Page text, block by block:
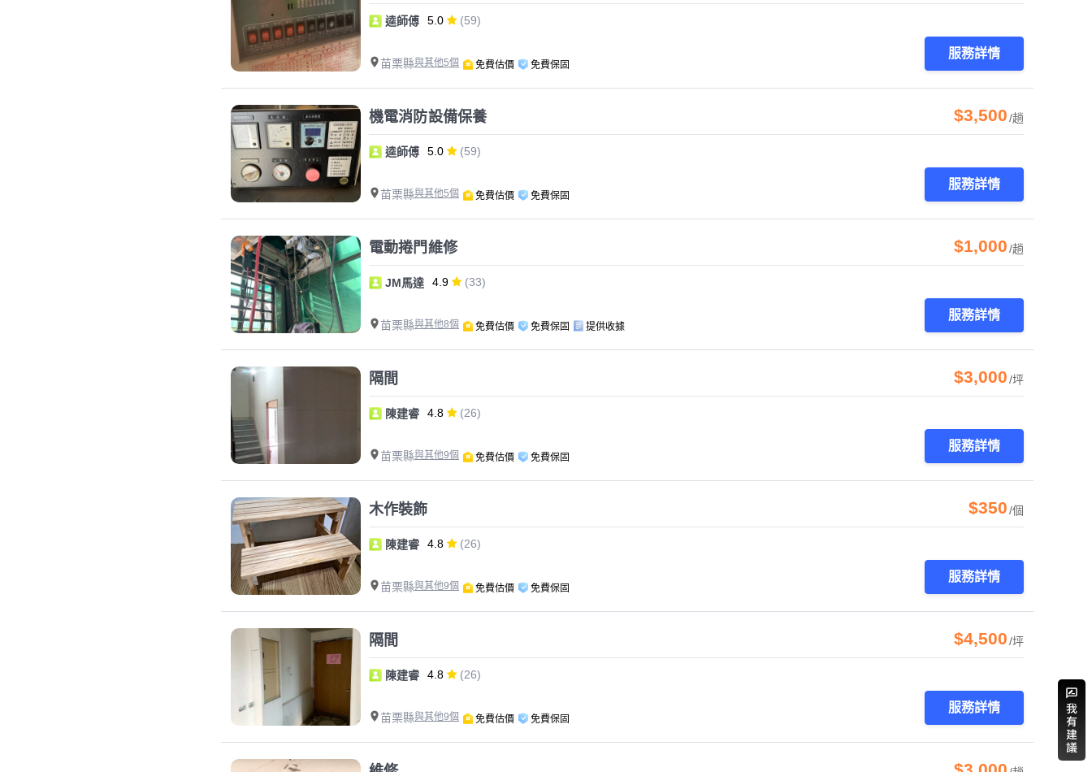
逵師傅 5.0 (59)
苗栗縣與其他5個 免費估價 免費保固
服務詳情
機電消防設備保養 $3,500/趟
逵師傅 5.0 (59)
苗栗縣與其他5個 免費估價 免費保固
服務詳情
電動捲門維修 $1,000/趟
JM馬達 4.9 (33)
苗栗縣與其他8個 免費估價 免費保固 提供收據
服務詳情
隔間 $3,000/坪
陳建睿 4.8 (26)
苗栗縣與其他9個 免費估價 免費保固
服務詳情
木作裝飾 $350/個
陳建睿 4.8 (26)
苗栗縣與其他9個 免費估價 免費保固
服務詳情
隔間 $4,500/坪
陳建睿 4.8 (26)
苗栗縣與其他9個 免費估價 免費保固
服務詳情